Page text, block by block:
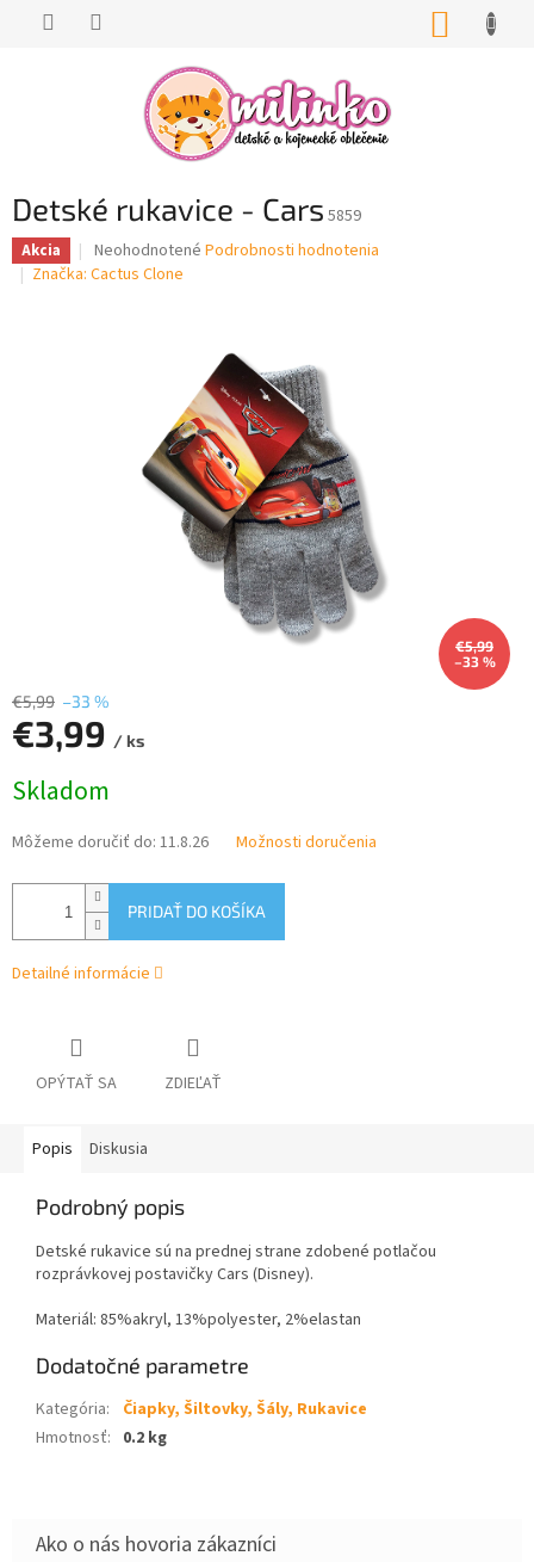
Detské rukavice - Cars 5859
Akcia
Priemerné
hodnotenie
Neohodnotené Podrobnosti hodnotenia
Značka: Cactus Clone
€5,99
–33 %
€5,99 –33 %
€3,99 / ks
cena:
Skladom
Môžeme doručiť do: 11.8.26 Možnosti doručenia
PRIDAŤ DO KOŠÍKA
Detailné informácie
OPÝTAŤ SA ZDIEĽAŤ
Popis Diskusia
Podrobný popis
Detské rukavice sú na prednej strane zdobené potlačou
rozprávkovej postavičky Cars (Disney).
Materiál: 85%akryl, 13%polyester, 2%elastan
Dodatočné parametre
Kategória:
Čiapky, Šiltovky, Šály, Rukavice
Hmotnosť: 0.2 kg